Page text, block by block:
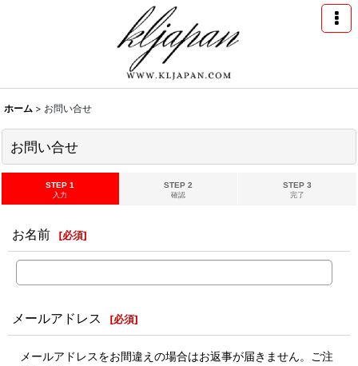
ホーム > お問い合せ
お問い合せ
STEP 1
入力
STEP 2
確認
STEP 3
完了
お名前 [必須]
メールアドレス [必須]
メールアドレスをお間違えの場合はお返事が届きません。ご注